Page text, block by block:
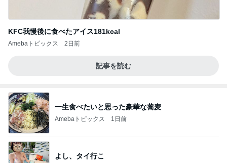
KFC我慢後に食べたアイス181kcal
Amebaトピックス 2日前
記事を読む
一生食べたいと思った豪華な蕎麦
Amebaトピックス 1日前
よし、タイ行こ